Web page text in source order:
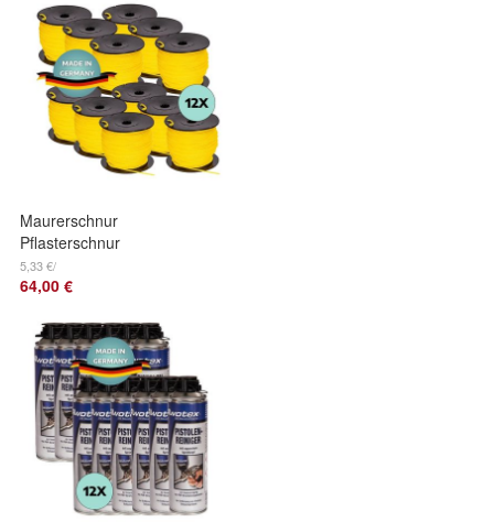
Maurerschnur
Pflasterschnur
Verlegeschnur
Lotschnur
2mm 12 Stück
5,33 €/
64,00 €